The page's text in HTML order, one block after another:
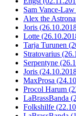
Sam Vance-
Alex the
Joris
Lotte
Tarja Turunen
Stratovarius
Serpentyne
Joris
MaxProsa
Procol Harum
LaBrassBanda
Folkshilfe